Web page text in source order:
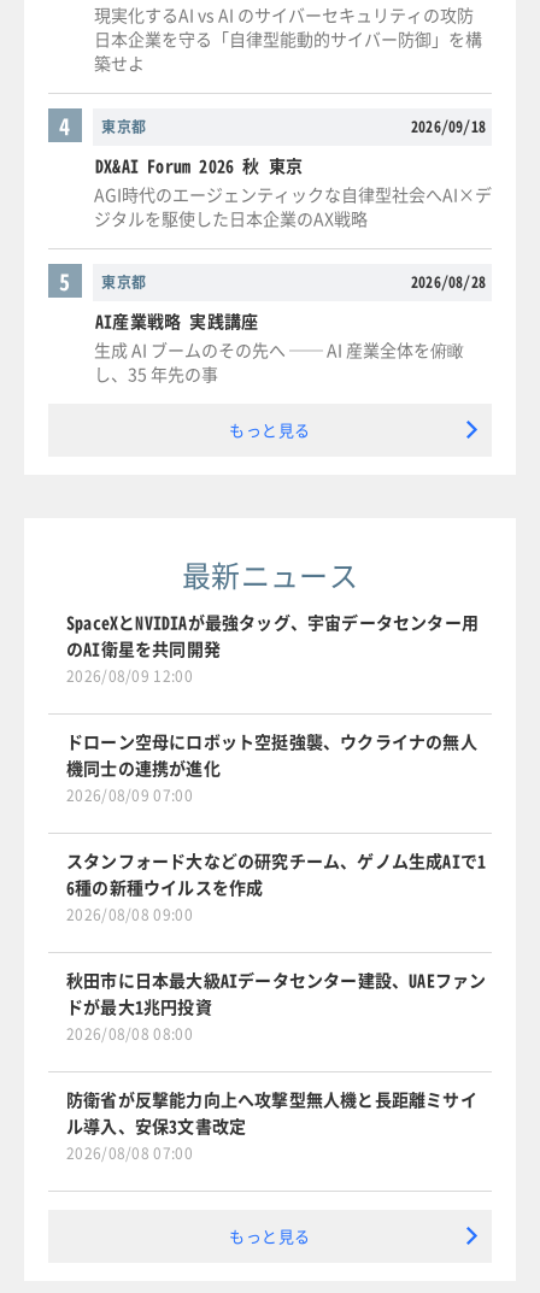
現実化するAI vs AI のサイバーセキュリティの攻防
日本企業を守る「自律型能動的サイバー防御」を構
築せよ
東京都 2026/09/18
4
DX&AI Forum 2026 秋 東京
AGI時代のエージェンティックな自律型社会へAI×デ
ジタルを駆使した日本企業のAX戦略
東京都 2026/08/28
5
AI産業戦略 実践講座
生成 AI ブームのその先へ ── AI 産業全体を俯瞰
し、35 年先の事
もっと見る
最新ニュース
SpaceXとNVIDIAが最強タッグ、宇宙データセンター用
のAI衛星を共同開発
2026/08/09 12:00
ドローン空母にロボット空挺強襲、ウクライナの無人
機同士の連携が進化
2026/08/09 07:00
スタンフォード大などの研究チーム、ゲノム生成AIで1
6種の新種ウイルスを作成
2026/08/08 09:00
秋田市に日本最大級AIデータセンター建設、UAEファン
ドが最大1兆円投資
2026/08/08 08:00
防衛省が反撃能力向上へ攻撃型無人機と長距離ミサイ
ル導入、安保3文書改定
2026/08/08 07:00
もっと見る